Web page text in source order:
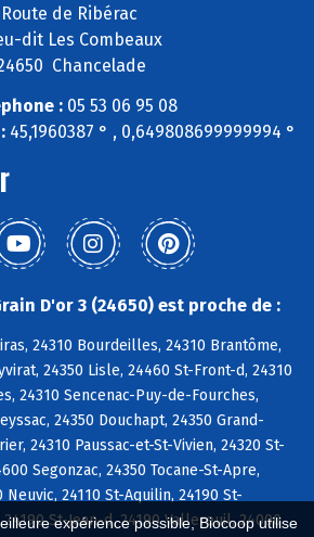
expérience possible, Biocoop utilise
Route de Ribérac
dit Les Combeaux
Chancelade
:05 53 06 95 08
45,1960387 ° , 0,649808699999994 °
D'or 3 (24650) est proche de :
24310 Bourdeilles, 24310 Brantôme,
24350 Lisle, 24460 St-Front-d, 24310
24310 Sencenac-Puy-de-Fourches,
24350 Douchapt, 24350 Grand-
24310 Paussac-et-St-Vivien, 24320 St-
Segonzac, 24350 Tocane-St-Apre,
Neuvic, 24110 St-Aquilin, 24190 St-
St-Jean-d, 24190 Vallereuil, 24000